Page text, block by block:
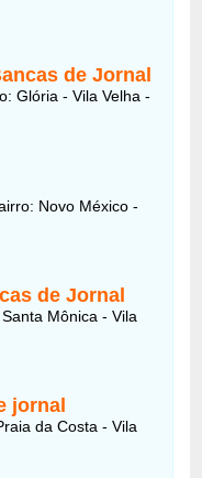
de Jornal
Glória - Vila Velha -
Novo México -
de Jornal
Mônica - Vila
jornal
da Costa - Vila